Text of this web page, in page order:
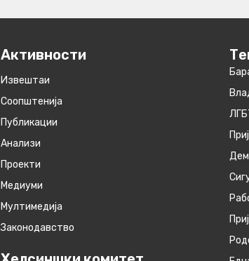
Активности
Извештаи
Соопштенија
Публикации
Анализи
Проекти
Медиуми
Мултимедија
Законодавство